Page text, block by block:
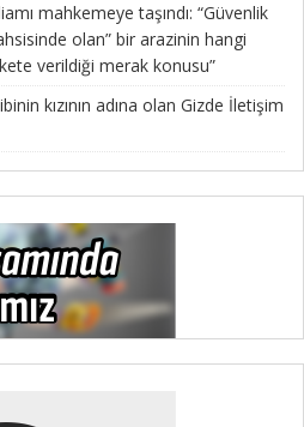
mahkemeye taşındı: “Güvenlik
olan” bir arazinin hangi
verildiği merak konusu”
kızının adına olan Gizde İletişim